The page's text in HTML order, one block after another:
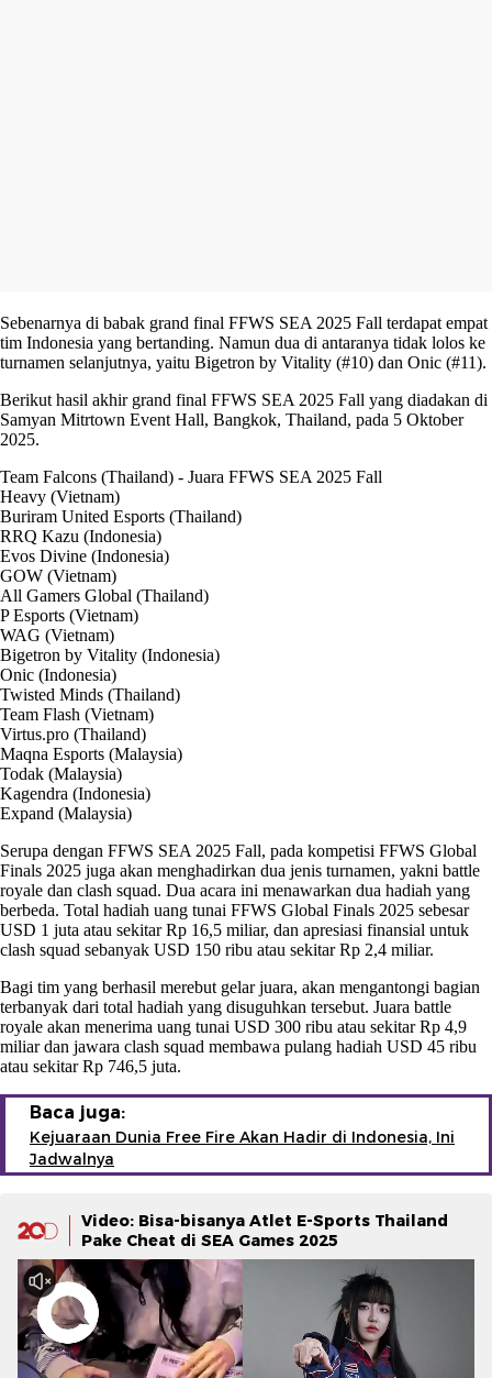
Sebenarnya di babak grand final FFWS SEA 2025 Fall terdapat empat
tim Indonesia yang bertanding. Namun dua di antaranya tidak lolos ke
turnamen selanjutnya, yaitu Bigetron by Vitality (#10) dan Onic (#11).
Berikut hasil akhir grand final FFWS SEA 2025 Fall yang diadakan di
Samyan Mitrtown Event Hall, Bangkok, Thailand, pada 5 Oktober
2025.
Team Falcons (Thailand) - Juara FFWS SEA 2025 Fall
Heavy (Vietnam)
Buriram United Esports (Thailand)
RRQ Kazu (Indonesia)
Evos Divine (Indonesia)
GOW (Vietnam)
All Gamers Global (Thailand)
P Esports (Vietnam)
WAG (Vietnam)
Bigetron by Vitality (Indonesia)
Onic (Indonesia)
Twisted Minds (Thailand)
Team Flash (Vietnam)
Virtus.pro (Thailand)
Maqna Esports (Malaysia)
Todak (Malaysia)
Kagendra (Indonesia)
Expand (Malaysia)
Serupa dengan FFWS SEA 2025 Fall, pada kompetisi FFWS Global
Finals 2025 juga akan menghadirkan dua jenis turnamen, yakni battle
royale dan clash squad. Dua acara ini menawarkan dua hadiah yang
berbeda. Total hadiah uang tunai FFWS Global Finals 2025 sebesar
USD 1 juta atau sekitar Rp 16,5 miliar, dan apresiasi finansial untuk
clash squad sebanyak USD 150 ribu atau sekitar Rp 2,4 miliar.
Bagi tim yang berhasil merebut gelar juara, akan mengantongi bagian
terbanyak dari total hadiah yang disuguhkan tersebut. Juara battle
royale akan menerima uang tunai USD 300 ribu atau sekitar Rp 4,9
miliar dan jawara clash squad membawa pulang hadiah USD 45 ribu
atau sekitar Rp 746,5 juta.
Baca juga:
Kejuaraan Dunia Free Fire Akan Hadir di Indonesia, Ini
Jadwalnya
Video: Bisa-bisanya Atlet E-Sports Thailand
Pake Cheat di SEA Games 2025